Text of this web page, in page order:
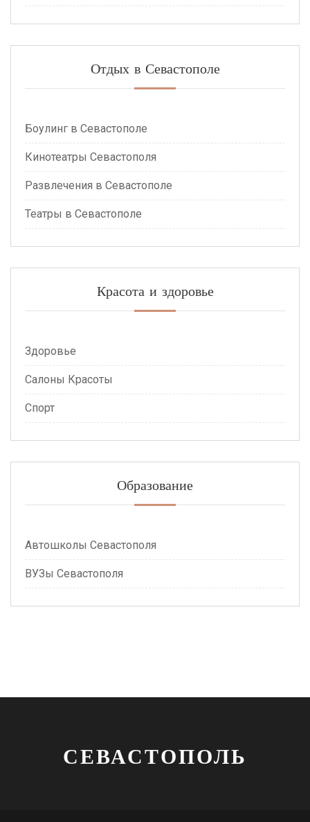
Отдых в Севастополе
Боулинг в Севастополе
Кинотеатры Севастополя
Развлечения в Севастополе
Театры в Севастополе
Красота и здоровье
Здоровье
Салоны Красоты
Спорт
Образование
Автошколы Севастополя
ВУЗы Севастополя
СЕВАСТОПОЛЬ